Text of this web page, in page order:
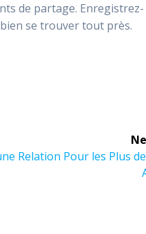
de partage. Enregistrez-
se trouver tout près.
Relation Pour les Plus